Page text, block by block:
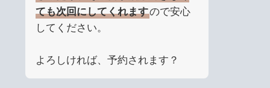
ても次回にしてくれますので安心
してください。
よろしければ、予約されます？